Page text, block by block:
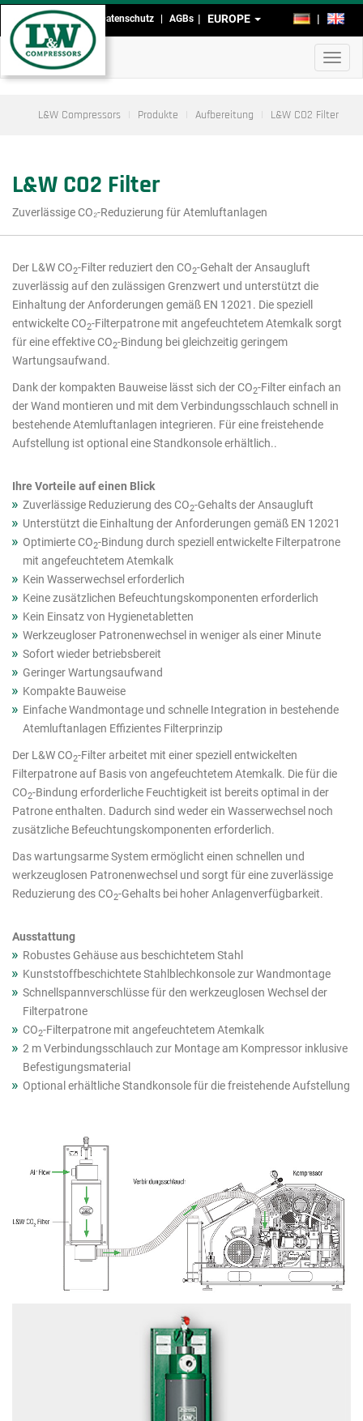
Direkt
zum
Inhalt
DE EN
EUROPE
Kopf-
und
Fußmenü
Impressum Datenschutz AGBs
L&W Compressors Produkte Aufbereitung L&W CO2 Filter
L&W CO2 Filter
Zuverlässige CO₂-Reduzierung für Atemluftanlagen
Hauptmenü
Ausschnitt
Produkte
Der L&W CO2-Filter reduziert den CO2-Gehalt der Ansaugluft
zuverlässig auf den zulässigen Grenzwert und unterstützt die
Einhaltung der Anforderungen gemäß EN 12021. Die speziell
entwickelte CO2-Filterpatrone mit angefeuchtetem Atemkalk sorgt
für eine effektive CO2-Bindung bei gleichzeitig geringem
Wartungsaufwand.
Dank der kompakten Bauweise lässt sich der CO2-Filter einfach an
der Wand montieren und mit dem Verbindungsschlauch schnell in
bestehende Atemluftanlagen integrieren. Für eine freistehende
Aufstellung ist optional eine Standkonsole erhältlich..
Ihre Vorteile auf einen Blick
Zuverlässige Reduzierung des CO2-Gehalts der Ansaugluft
Unterstützt die Einhaltung der Anforderungen gemäß EN 12021
Optimierte CO2-Bindung durch speziell entwickelte Filterpatrone
mit angefeuchtetem Atemkalk
Kein Wasserwechsel erforderlich
Keine zusätzlichen Befeuchtungskomponenten erforderlich
Kein Einsatz von Hygienetabletten
Werkzeugloser Patronenwechsel in weniger als einer Minute
Sofort wieder betriebsbereit
Geringer Wartungsaufwand
Kompakte Bauweise
Einfache Wandmontage und schnelle Integration in bestehende
Atemluftanlagen Effizientes Filterprinzip
Der L&W CO2-Filter arbeitet mit einer speziell entwickelten
Filterpatrone auf Basis von angefeuchtetem Atemkalk. Die für die
CO2-Bindung erforderliche Feuchtigkeit ist bereits optimal in der
Patrone enthalten. Dadurch sind weder ein Wasserwechsel noch
zusätzliche Befeuchtungskomponenten erforderlich.
Das wartungsarme System ermöglicht einen schnellen und
werkzeuglosen Patronenwechsel und sorgt für eine zuverlässige
Reduzierung des CO2-Gehalts bei hoher Anlagenverfügbarkeit.
Ausstattung
Robustes Gehäuse aus beschichtetem Stahl
Kunststoffbeschichtete Stahlblechkonsole zur Wandmontage
Schnellspannverschlüsse für den werkzeuglosen Wechsel der
Filterpatrone
CO2-Filterpatrone mit angefeuchtetem Atemkalk
2 m Verbindungsschlauch zur Montage am Kompressor inklusive
Befestigungsmaterial
Optional erhältliche Standkonsole für die freistehende Aufstellung